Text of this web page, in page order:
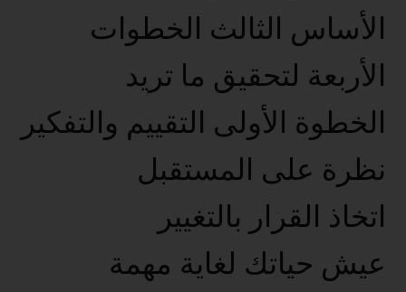
الأساس الثالث الخطوات
الأربعة لتحقيق ما تريد
الخطوة الأولى التقييم والتفكير
نظرة على المستقبل
اتخاذ القرار بالتغيير
عيش حياتك لغاية مهمة